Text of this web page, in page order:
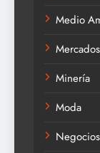
Medio
Mercados
Minería
Moda
Negocios